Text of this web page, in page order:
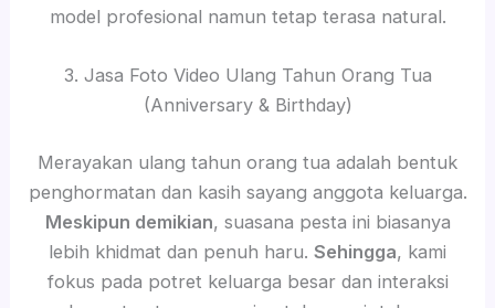
model profesional namun tetap terasa natural.
3. Jasa Foto Video Ulang Tahun Orang Tua
(Anniversary & Birthday)
Merayakan ulang tahun orang tua adalah bentuk
penghormatan dan kasih sayang anggota keluarga.
Meskipun demikian, suasana pesta ini biasanya
lebih khidmat dan penuh haru. Sehingga, kami
fokus pada potret keluarga besar dan interaksi